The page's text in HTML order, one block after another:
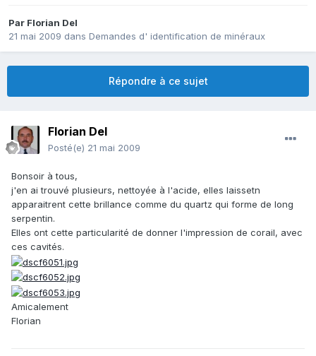
Par Florian Del
21 mai 2009 dans Demandes d' identification de minéraux
Répondre à ce sujet
Florian Del
Posté(e) 21 mai 2009
Bonsoir à tous,
j'en ai trouvé plusieurs, nettoyée à l'acide, elles laissetn
apparaitrent cette brillance comme du quartz qui forme de long
serpentin.
Elles ont cette particularité de donner l'impression de corail, avec
ces cavités.
Amicalement
Florian